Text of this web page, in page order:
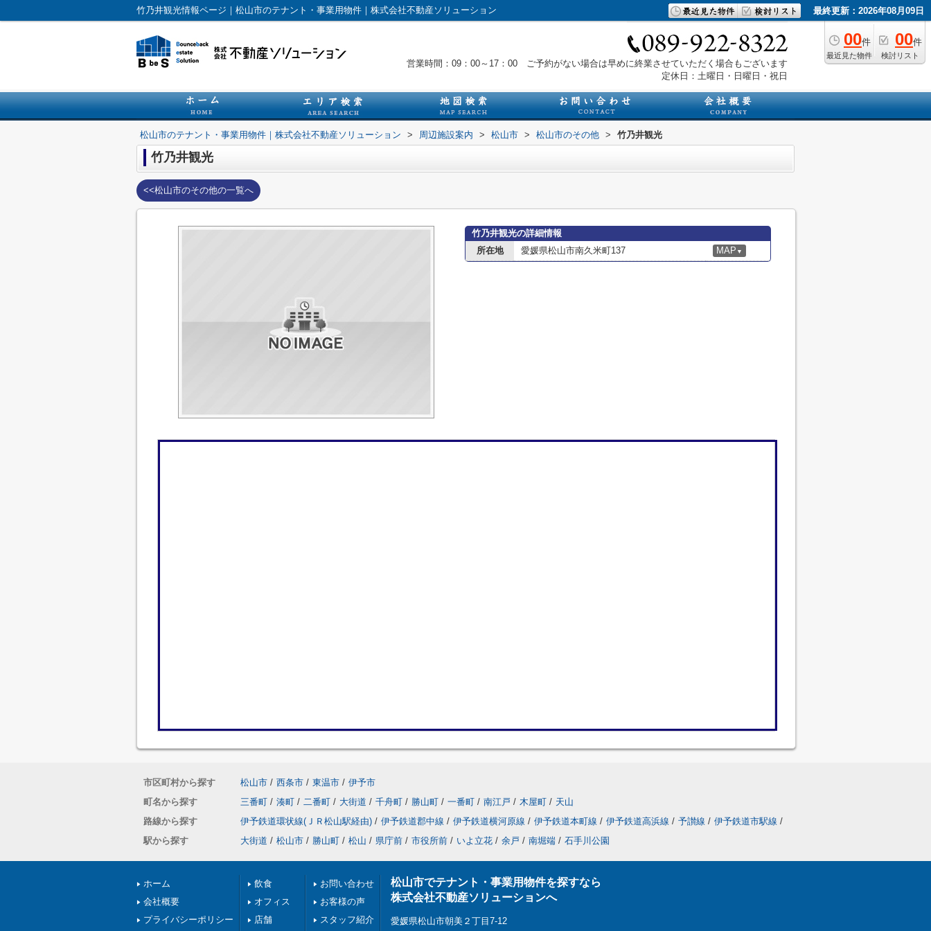
竹乃井観光情報ページ｜松山市のテナント・事業用物件｜株式会社不動産ソリューション 最終更新：2026年08月09日
00件
最近見た物件
00件
検討リスト
営業時間：09：00～17：00 ご予約がない場合は早めに終業させていただく場合もございます
定休日：土曜日・日曜日・祝日
松山市のテナント・事業用物件｜株式会社不動産ソリューション > 周辺施設案内 > 松山市 > 松山市のその他 > 竹乃井観光
竹乃井観光
<<松山市のその他の一覧へ
竹乃井観光の詳細情報
所在地
愛媛県松山市南久米町137 MAP ▼
市区町村から探す 松山市 / 西条市 / 東温市 / 伊予市
町名から探す
三番町 / 湊町 / 二番町 / 大街道 / 千舟町 / 勝山町 / 一番町 / 南江戸 / 木屋町 / 天山
路線から探す
伊予鉄道環状線(ＪＲ松山駅経由) / 伊予鉄道郡中線 / 伊予鉄道横河原線 / 伊予鉄道本町線 / 伊予鉄道高浜線 / 予讃線 / 伊予鉄道市駅線 /
駅から探す
大街道 / 松山市 / 勝山町 / 松山 / 県庁前 / 市役所前 / いよ立花 / 余戸 / 南堀端 / 石手川公園
ホーム
会社概要
プライバシーポリシー
飲食
オフィス
店舗
お問い合わせ
お客様の声
スタッフ紹介
松山市でテナント・事業用物件を探すなら
株式会社不動産ソリューションへ
愛媛県松山市朝美２丁目7-12